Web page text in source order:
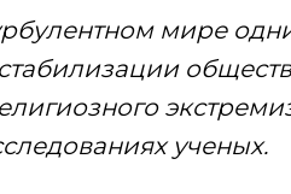
мире
ученых.